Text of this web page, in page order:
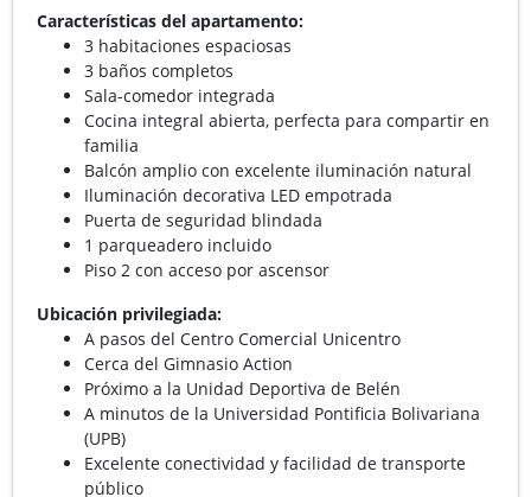
Características del apartamento:
3 habitaciones espaciosas
3 baños completos
Sala-comedor integrada
Cocina integral abierta, perfecta para compartir en
familia
Balcón amplio con excelente iluminación natural
Iluminación decorativa LED empotrada
Puerta de seguridad blindada
1 parqueadero incluido
Piso 2 con acceso por ascensor
Ubicación privilegiada:
A pasos del Centro Comercial Unicentro
Cerca del Gimnasio Action
Próximo a la Unidad Deportiva de Belén
A minutos de la Universidad Pontificia Bolivariana
(UPB)
Excelente conectividad y facilidad de transporte
público